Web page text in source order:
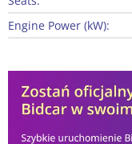
Engine Power (kW):